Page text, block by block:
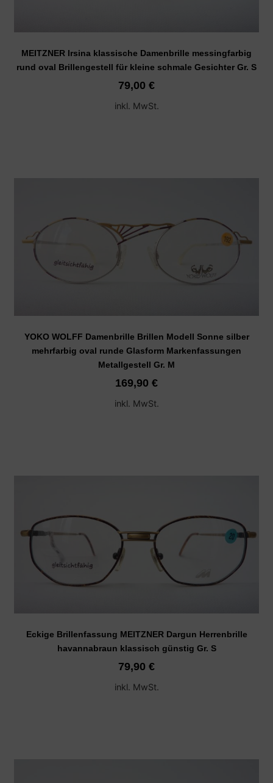
MEITZNER Irsina klassische Damenbrille messingfarbig
rund oval Brillengestell für kleine schmale Gesichter Gr. S
79,00 €
inkl. MwSt.
YOKO WOLFF Damenbrille Brillen Modell Sonne silber
mehrfarbig oval runde Glasform Markenfassungen
Metallgestell Gr. M
169,90 €
inkl. MwSt.
Eckige Brillenfassung MEITZNER Dargun Herrenbrille
havannabraun klassisch günstig Gr. S
79,90 €
inkl. MwSt.